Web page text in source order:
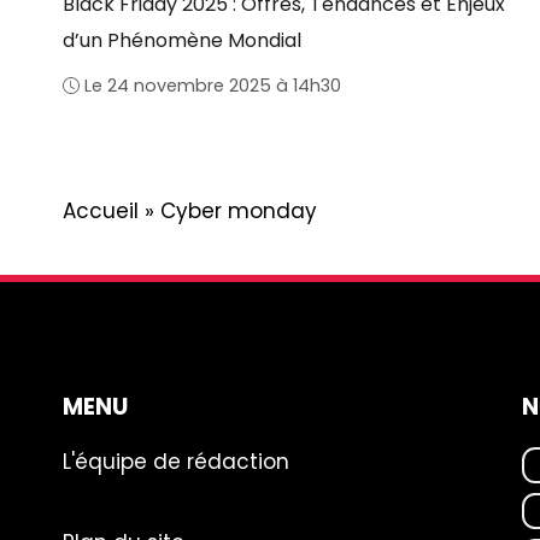
d’un Phénomène Mondial
Le 24 novembre 2025 à 14h30
Accueil » Cyber monday
MENU
L'équipe de rédaction